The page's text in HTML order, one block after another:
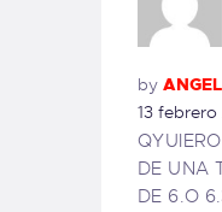
by
13 febrero
DE UNA
DE 6.O